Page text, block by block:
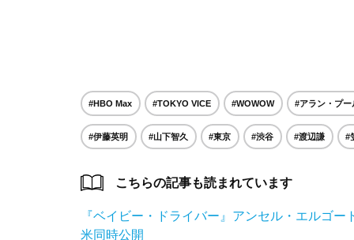
#HBO Max #TOKYO VICE #WOWOW #アラン・プー
#伊藤英明 #山下智久 #東京 #渋谷 #渡辺謙 #
こちらの記事も読まれています
『ベイビー・ドライバー』アンセル・エルゴ
米同時公開